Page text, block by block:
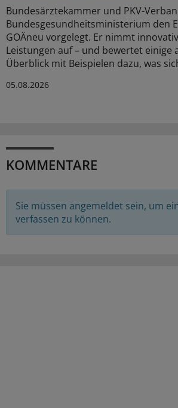
Bundesärztekammer und PKV-
Bundesgesundheitsministerium den
GOÄneu vorgelegt. Er nimmt
Leistungen auf – und bewertet einige
Überblick mit Beispielen dazu, was
05.08.2026
KOMMENTARE
Sie müssen angemeldet sein, um
verfassen zu können.